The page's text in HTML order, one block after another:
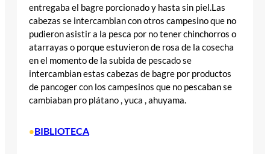
entregaba el bagre porcionado y hasta sin piel.Las
cabezas se intercambian con otros campesino que no
pudieron asistir a la pesca por no tener chinchorros o
atarrayas o porque estuvieron de rosa de la cosecha
en el momento de la subida de pescado se
intercambian estas cabezas de bagre por productos
de pancoger con los campesinos que no pescaban se
cambiaban pro plátano , yuca , ahuyama.
•BIBLIOTECA